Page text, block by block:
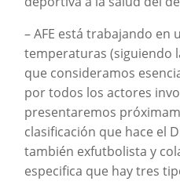
– AFE está trabajando en
temperaturas (siguiendo
que consideramos
por todos los actores
presentaremos
clasiﬁcación que hace el
también exfutbolista y
especifica que hay tres